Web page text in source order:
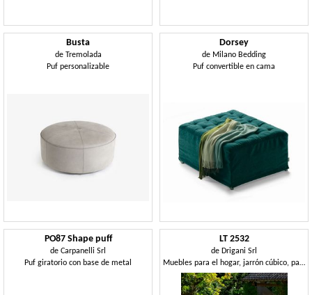
Busta
de Tremolada
Puf personalizable
Dorsey
de Milano Bedding
Puf convertible en cama
PO87 Shape puff
de Carpanelli Srl
Puf giratorio con base de metal
LT 2532
de Drigani Srl
Muebles para el hogar, jarrón cúbico, para el Hotel